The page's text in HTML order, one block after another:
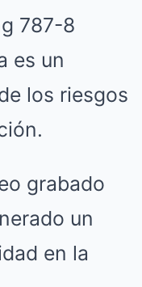
787-8
es un
los riesgos
grabado
un
en la